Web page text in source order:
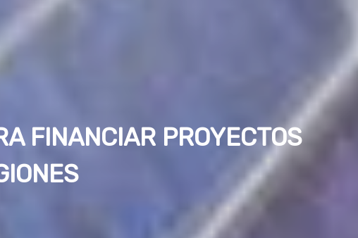
FINANCIAR PROYECTOS